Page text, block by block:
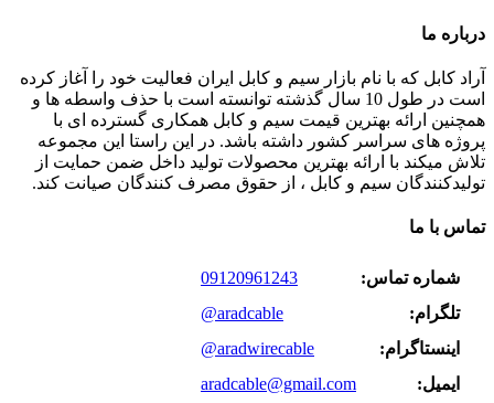
درباره ما
آراد کابل که با نام بازار سیم و کابل ایران فعالیت خود را آغاز کرده
است در طول 10 سال گذشته توانسته است با حذف واسطه ها و
همچنین ارائه بهترین قیمت سیم و کابل همکاری گسترده ای با
پروژه های سراسر کشور داشته باشد. در این راستا این مجموعه
تلاش میکند با ارائه بهترین محصولات تولید داخل ضمن حمایت از
تولیدکنندگان سیم و کابل ، از حقوق مصرف کنندگان صیانت کند.
تماس با ما
شماره تماس:
09120961243
تلگرام:
@aradcable
اینستاگرام:
@aradwirecable
ایمیل:
aradcable@gmail.com